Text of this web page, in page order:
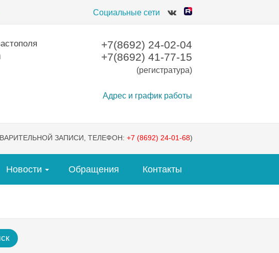
Социальные сети
+7(8692) 24-02-04
+7(8692) 41-77-15
(регистратура)
Адрес и график работы
ЗАПИСИ, ТЕЛЕФОН: +7 (8692) 24-01-68)
Новости Обращения Контакты